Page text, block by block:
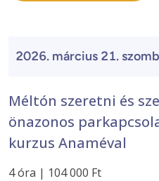
2026. március 21.
Méltón szeretni és
önazonos
kurzus Anaméval
4 óra | 104 000 Ft